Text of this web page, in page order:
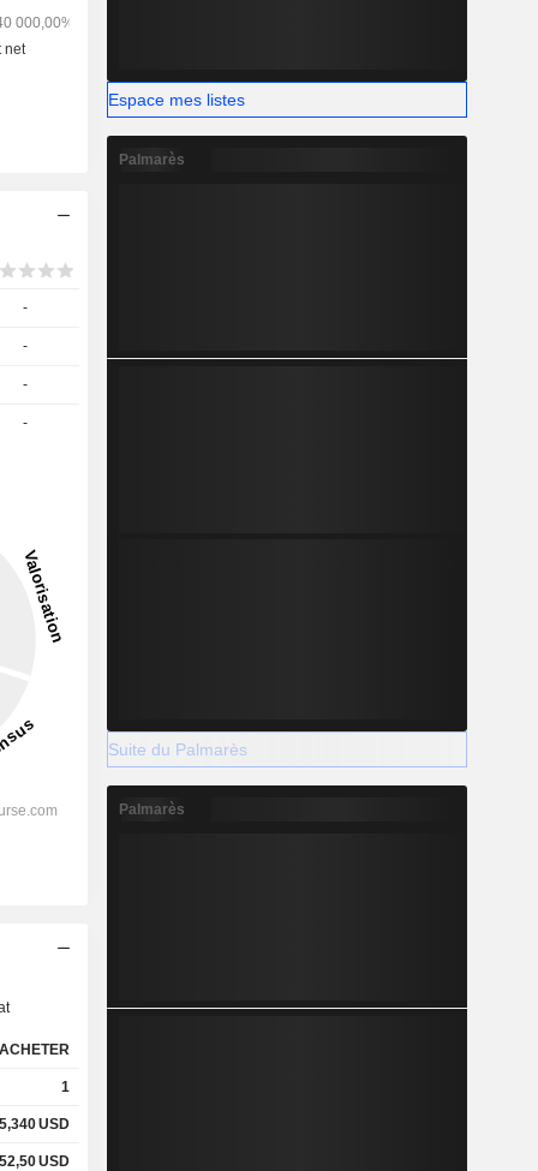
et de
monde
-
-
-
-
ACHETER
1
5,340USD
52,50USD
Espace mes listes
Palmarès
Suite du Palmarès
Palmarès